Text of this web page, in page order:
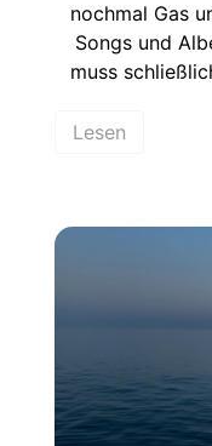
nochmal Gas
Songs und
muss
Lesen